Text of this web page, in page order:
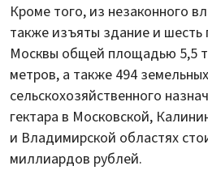
Кроме того, из незаконного
также изъяты здание и
Москвы общей площадью 5,5
метров, а также 494
сельскохозяйственного
гектара в Московской,
и Владимирской областях
миллиардов рублей.